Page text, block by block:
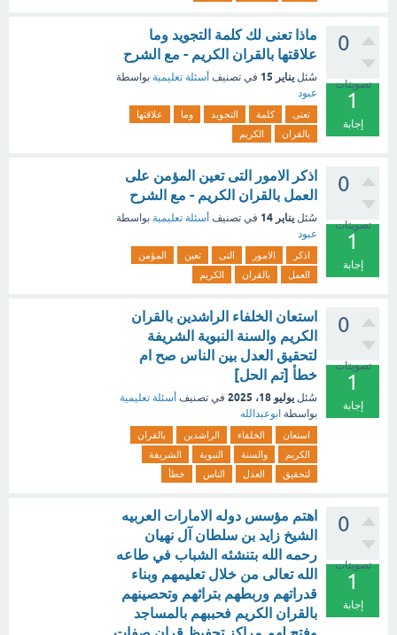
0
تصويتات
1
إجابة
ماذا تعنى لك كلمة التجويد وما
علاقتها بالقران الكريم - مع الشرح
سُئل يناير 15 في تصنيف أسئلة تعليمية بواسطة
عبود
تعنى كلمة التجويد وما
علاقتها
بالقران
الكريم
0
تصويتات
1
إجابة
اذكر الامور التى تعين المؤمن على
العمل بالقران الكريم - مع الشرح
سُئل يناير 14 في تصنيف أسئلة تعليمية بواسطة
عبود
اذكر الامور التى تعين
المؤمن
العمل
بالقران الكريم
0
تصويتات
1
إجابة
استعان الخلفاء الراشدين بالقران
الكريم والسنة النبوية الشريفة
لتحقيق العدل بين الناس صح ام
خطأ [تم الحل]
سُئل يوليو 18، 2025 في تصنيف أسئلة تعليمية
بواسطة ابوعبدالله
استعان الخلفاء الراشدين
بالقران
الكريم
والسنة النبوية
الشريفة
لتحقيق
العدل الناس خطأ
0
تصويتات
1
إجابة
اهتم مؤسس دوله الامارات العربيه
الشيخ زايد بن سلطان آل نهيان
رحمه الله بتنشئه الشباب في طاعه
الله تعالى من خلال تعليمهم وبناء
قدراتهم وربطهم بتراثهم وتحصينهم
بالقران الكريم فحببهم بالمساجد